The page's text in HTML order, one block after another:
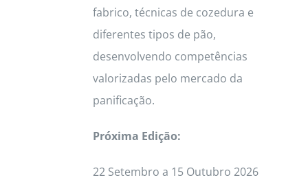
fabrico, técnicas de cozedura e
diferentes tipos de pão,
desenvolvendo competências
valorizadas pelo mercado da
panificação.
Próxima Edição:
22 Setembro a 15 Outubro 2026